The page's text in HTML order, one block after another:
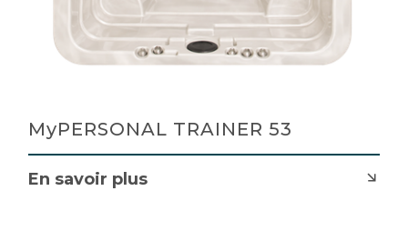
MyPERSONAL TRAINER 53
En savoir plus